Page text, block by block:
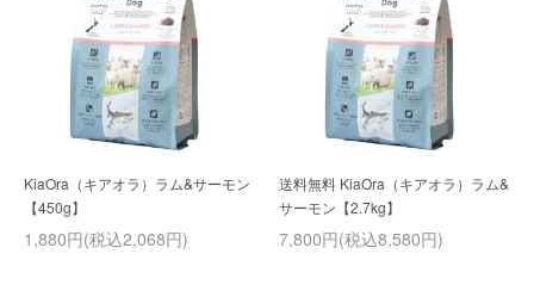
KiaOra（キアオラ）ラム&サーモン
【450g】
1,880円(税込2,068円)
送料無料 KiaOra（キアオラ）ラム&
サーモン【2.7kg】
7,800円(税込8,580円)